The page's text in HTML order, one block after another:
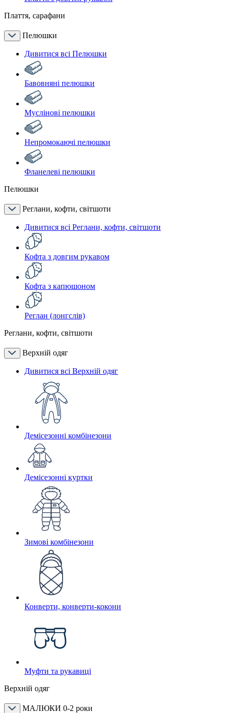
Плаття, сарафани
Пелюшки
Дивитися всі Пелюшки
Бавовняні пелюшки
Муслінові пелюшки
Непромокаючі пелюшки
Фланелеві пелюшки
Пелюшки
Реглани, кофти, світшоти
Дивитися всі Реглани, кофти, світшоти
Кофта з довгим рукавом
Кофта з капюшоном
Реглан (лонгслів)
Реглани, кофти, світшоти
Верхній одяг
Дивитися всі Верхній одяг
Демісезонні комбінезони
Демісезонні куртки
Зимові комбінезони
Конверти, конверти-кокони
Муфти та рукавиці
Верхній одяг
МАЛЮКИ 0-2 роки